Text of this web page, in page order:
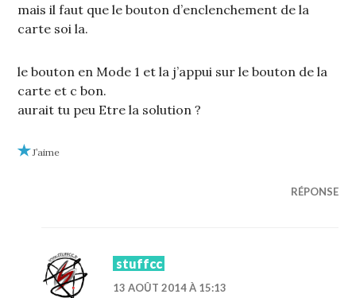
mais il faut que le bouton d’enclenchement de la
carte soi la.
le bouton en Mode 1 et la j’appui sur le bouton de la
carte et c bon.
aurait tu peu Etre la solution ?
J’aime
RÉPONSE
stuffcc
13 AOÛT 2014 À 15:13